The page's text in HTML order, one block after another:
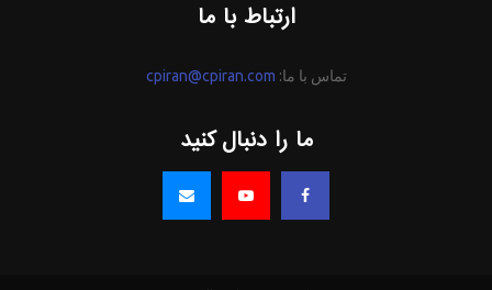
ارتباط با ما
تماس با ما: cpiran@cpiran.com
ما را دنبال کنید